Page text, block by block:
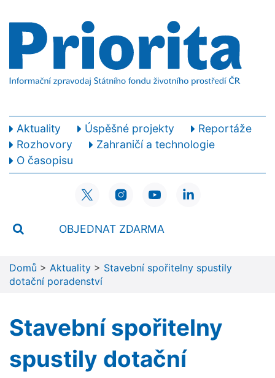
Aktuality Úspěšné projekty
Reportáže
Rozhovory
Zahraničí a technologie
O časopisu
OBJEDNAT ZDARMA
Domů > Aktuality > Stavební spořitelny spustily
dotační poradenství
Stavební spořitelny
spustily dotační